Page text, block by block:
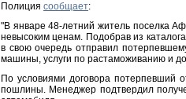
Полиция сообщает:
"В январе 48-летний житель поселка
невысоким ценам. Подобрав из
в свою очередь отправил
машины, услуги по растаможиванию и
По условиями договора потерпевший
пошлины. Менеджер подтвердил